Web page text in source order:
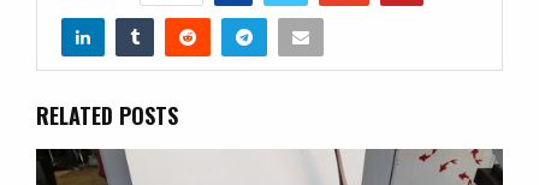
RELATED POSTS